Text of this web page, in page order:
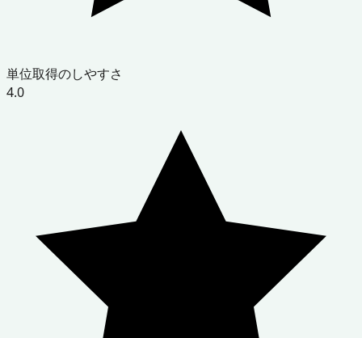
単位取得のしやすさ
4.0